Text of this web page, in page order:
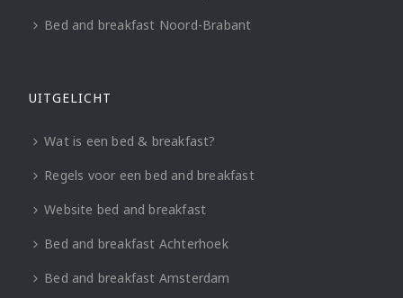
Bed and breakfast Noord-Brabant
UITGELICHT
Wat is een bed & breakfast?
Regels voor een bed and breakfast
Website bed and breakfast
Bed and breakfast Achterhoek
Bed and breakfast Amsterdam